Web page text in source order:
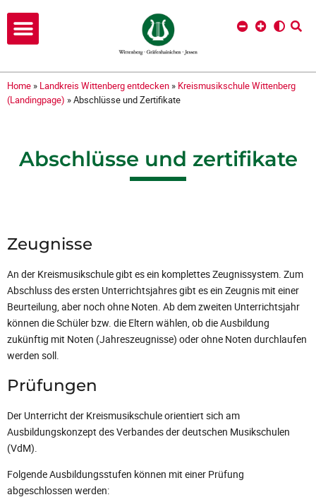
Home » Landkreis Wittenberg entdecken » Kreismusikschule Wittenberg
(Landingpage) »Abschlüsse und Zertifikate
Abschlüsse und zertifikate
Zeugnisse
An der Kreismusikschule gibt es ein komplettes Zeugnissystem. Zum
Abschluss des ersten Unterrichtsjahres gibt es ein Zeugnis mit einer
Beurteilung, aber noch ohne Noten. Ab dem zweiten Unterrichtsjahr
können die Schüler bzw. die Eltern wählen, ob die Ausbildung
zukünftig mit Noten (Jahreszeugnisse) oder ohne Noten durchlaufen
werden soll.
Prüfungen
Der Unterricht der Kreismusikschule orientiert sich am
Ausbildungskonzept des Verbandes der deutschen Musikschulen
(VdM).
Folgende Ausbildungsstufen können mit einer Prüfung
abgeschlossen werden: